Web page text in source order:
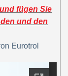
fügen Sie
und den
Eurotrol